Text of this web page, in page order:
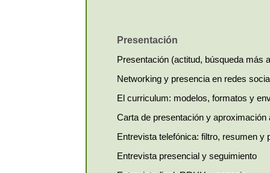
Presentación
Presentación (actitud, búsqueda más
Networking y presencia en redes
El curriculum: modelos, formatos y
Carta de presentación y aproximación
Entrevista telefónica: filtro, resumen y
Entrevista presencial y seguimiento
la entidad
de indicar el